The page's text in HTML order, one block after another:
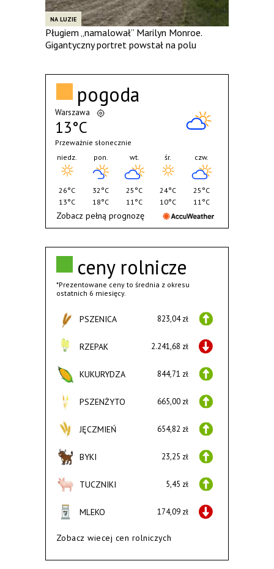
NA LUZIE
Pługiem „namalował” Marilyn Monroe.
Gigantyczny portret powstał na polu
ceny rolnicze
*Prezentowane ceny to średnia z okresu
ostatnich 6 miesięcy.
PSZENICA 823,04 zł
RZEPAK 2.241,68 zł
KUKURYDZA 844,71 zł
PSZENŻYTO 665,00 zł
JĘCZMIEŃ 654,82 zł
BYKI 23,25 zł
TUCZNIKI 5,45 zł
MLEKO 174,09 zł
Zobacz wiecej cen rolniczych
pogoda
Warszawa
13°C
Przeważnie słonecznie
niedz.
26°C
13°C
pon.
32°C
18°C
wt.
25°C
11°C
śr.
24°C
10°C
czw.
25°C
11°C
Zobacz pełną prognozę